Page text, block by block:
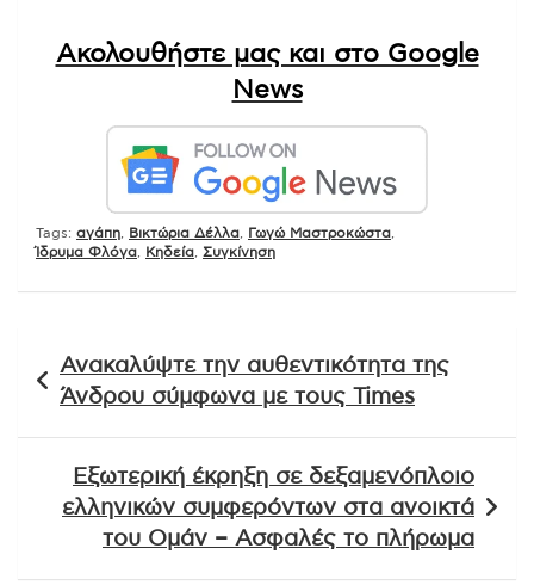
Ακολουθήστε μας και στο Google
News
Tags: αγάπη Βικτώρια Δέλλα Γωγώ Μαστροκώστα
Ίδρυμα Φλόγα
Κηδεία Συγκίνηση
άρθρων
Ανακαλύψτε την αυθεντικότητα της
Άνδρου σύμφωνα με τους Times
Εξωτερική έκρηξη σε δεξαμενόπλοιο
ελληνικών συμφερόντων στα ανοικτά
του Ομάν – Ασφαλές το πλήρωμα